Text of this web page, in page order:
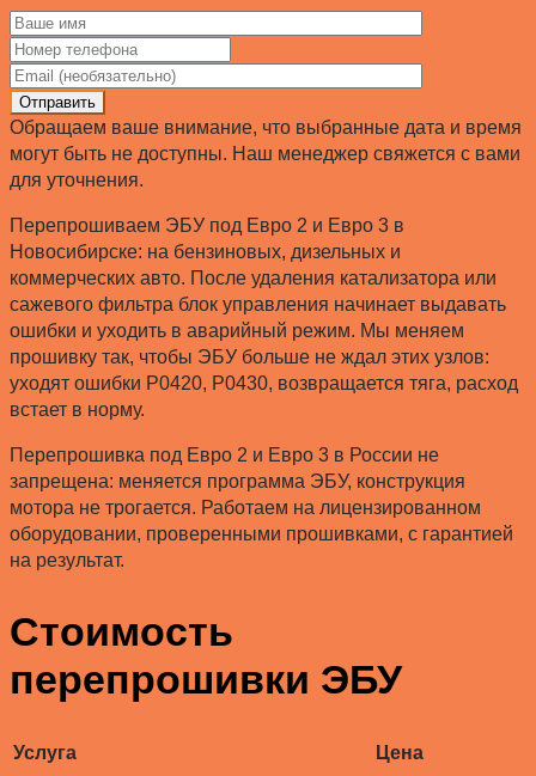
Отправить
Обращаем ваше внимание, что выбранные дата и время
могут быть не доступны. Наш менеджер свяжется с вами
для уточнения.
Перепрошиваем ЭБУ под Евро 2 и Евро 3 в
Новосибирске: на бензиновых, дизельных и
коммерческих авто. После удаления катализатора или
сажевого фильтра блок управления начинает выдавать
ошибки и уходить в аварийный режим. Мы меняем
прошивку так, чтобы ЭБУ больше не ждал этих узлов:
уходят ошибки P0420, P0430, возвращается тяга, расход
встает в норму.
Перепрошивка под Евро 2 и Евро 3 в России не
запрещена: меняется программа ЭБУ, конструкция
мотора не трогается. Работаем на лицензированном
оборудовании, проверенными прошивками, с гарантией
на результат.
Стоимость
перепрошивки ЭБУ
Услуга
Цена